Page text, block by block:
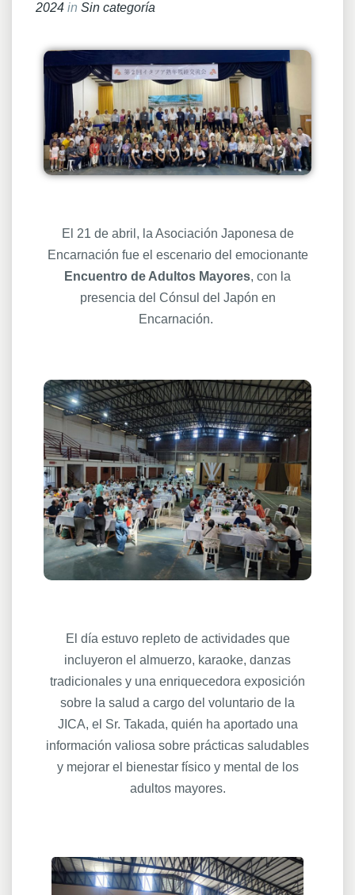
2024 in Sin categoría
El 21 de abril, la Asociación Japonesa de
Encarnación fue el escenario del emocionante
Encuentro de Adultos Mayores, con la
presencia del Cónsul del Japón en
Encarnación.
El día estuvo repleto de actividades que
incluyeron el almuerzo, karaoke, danzas
tradicionales y una enriquecedora exposición
sobre la salud a cargo del voluntario de la
JICA, el Sr. Takada, quién ha aportado una
información valiosa sobre prácticas saludables
y mejorar el bienestar físico y mental de los
adultos mayores.